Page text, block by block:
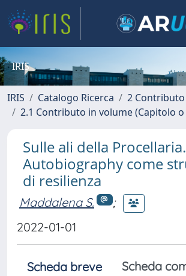
IRIS
IRIS Catalogo Ricerca
2
2.1 Contributo in volume (Capitolo o
Sulle ali della
Autobiography come
di resilienza
Maddalena S.
;
2022-01-01
Scheda breve
Scheda